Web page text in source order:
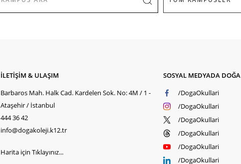
İLETİŞİM & ULAŞIM
Barbaros Mah. Halk Cad. Kardelen Sok. No: 4M / 1 -
Ataşehir / İstanbul
444 36 42
info@dogakoleji.k12.tr
Harita için Tıklayınız...
SOSYAL MEDYADA DOĞA
/DogaOkullari
/DogaOkullari
/DogaOkullari
/DogaOkullari
/DogaOkullari
/DogaOkullari